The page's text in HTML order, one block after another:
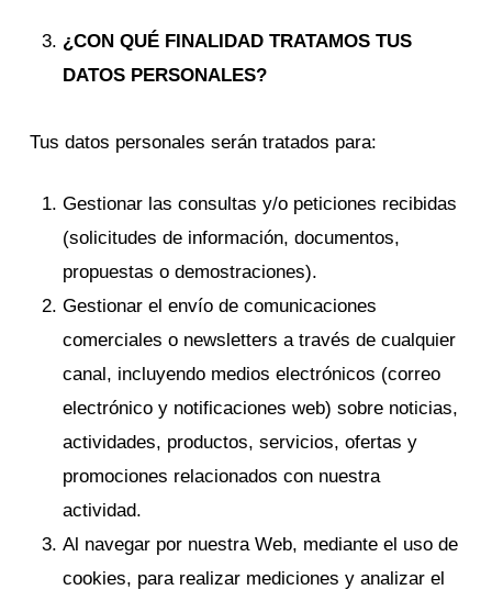
¿CON QUÉ FINALIDAD TRATAMOS TUS
DATOS PERSONALES?
Tus datos personales serán tratados para:
Gestionar las consultas y/o peticiones recibidas
(solicitudes de información, documentos,
propuestas o demostraciones).
Gestionar el envío de comunicaciones
comerciales o newsletters a través de cualquier
canal, incluyendo medios electrónicos (correo
electrónico y notificaciones web) sobre noticias,
actividades, productos, servicios, ofertas y
promociones relacionados con nuestra
actividad.
Al navegar por nuestra Web, mediante el uso de
cookies, para realizar mediciones y analizar el